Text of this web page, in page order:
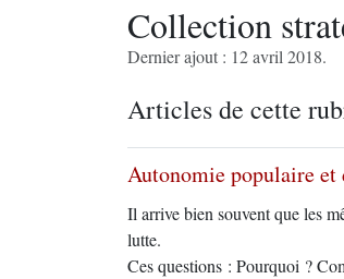
Collection
Dernier ajout : 12 avril 2018.
Articles de cette
Autonomie populaire
Il arrive bien souvent que les
lutte.
Ces questions : Pourquoi ?